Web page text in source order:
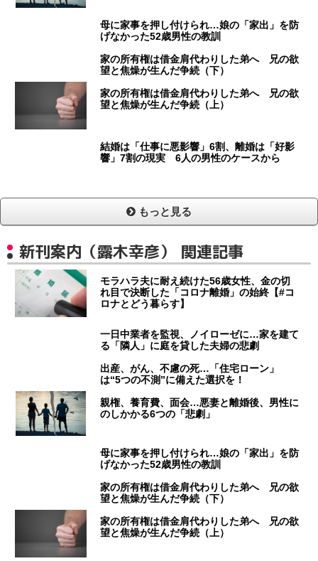
母に家事を押し付けられ…娘の「家出」を防
げなかった52歳男性の教訓
家の所有権は借金肩代わりした弟へ 兄の欲
望と焦燥が生んだ争続（下）
家の所有権は借金肩代わりした弟へ 兄の欲
望と焦燥が生んだ争続（上）
結婚は「仕事に悪影響」6割、離婚は「好影
響」7割の現実 6人の男性のケースから
もっと見る
新刊案内（露木幸彦） 関連記事
モラハラ夫に耐え続けた56歳女性、金の切
れ目で決断した「コロナ離婚」の始終【#コ
ロナとどう暮らす】
一日中業者を監視、ノイローゼに…家を建て
る「隣人」に庭を貸した夫婦の悲劇
出産、がん、不慮の死…「住宅ローン」
は“5つの不測”に備えた選択を！
親権、養育費、面会…悪妻と離婚後、男性に
のしかかる6つの「悲劇」
母に家事を押し付けられ…娘の「家出」を防
げなかった52歳男性の教訓
家の所有権は借金肩代わりした弟へ 兄の欲
望と焦燥が生んだ争続（下）
家の所有権は借金肩代わりした弟へ 兄の欲
望と焦燥が生んだ争続（上）